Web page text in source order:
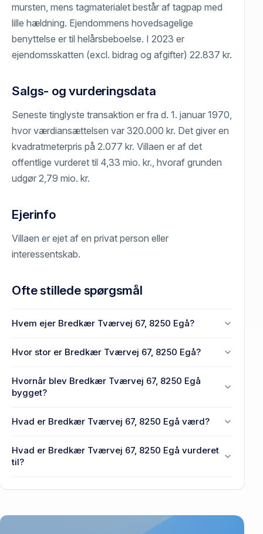
mursten, mens tagmaterialet består af tagpap med
lille hældning. Ejendommens hovedsagelige
benyttelse er til helårsbeboelse. I 2023 er
ejendomsskatten (excl. bidrag og afgifter) 22.837 kr.
Salgs- og vurderingsdata
Seneste tinglyste transaktion er fra d. 1. januar 1970,
hvor værdiansættelsen var 320.000 kr. Det giver en
kvadratmeterpris på 2.077 kr. Villaen er af det
offentlige vurderet til 4,33 mio. kr., hvoraf grunden
udgør 2,79 mio. kr.
Ejerinfo
Villaen er ejet af en privat person eller
interessentskab.
Ofte stillede spørgsmål
Hvem ejer Bredkær Tværvej 67, 8250 Egå?
En eller flere privat(e) ejer Bredkær Tværvej 67,
Hvor stor er Bredkær Tværvej 67, 8250 Egå?
Enhedens BBR-areal er 154 m² på Bredkær Tværvej
67, 8250 Egå.
Hvornår blev Bredkær Tværvej 67, 8250 Egå
bygget?
Den primære bygning blev bygget i 1966 på
Hvad er Bredkær Tværvej 67, 8250 Egå værd?
Prisen var 320.000 kr., da Bredkær Tværvej 67,
8250 Egå senest blev handlet i 1970.
Hvad er Bredkær Tværvej 67, 8250 Egå vurderet
til?